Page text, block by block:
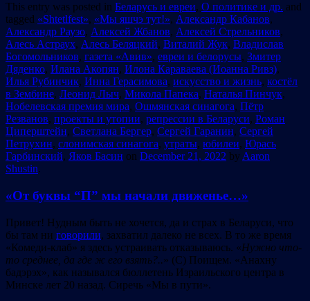
This entry was posted in Беларусь и евреи, О политике и др. and
tagged «Shtetlfest», «Мы яшчэ тут!», Александр Кабанов,
Александр Раузо, Алексей Жбанов, Алексей Стрельников,
Алесь Астраух, Алесь Беляцкий, Виталий Жук, Владислав
Богомольников, газета «Авив», евреи и белорусы, Змитер
Дяденко, Илана Акопян, Илона Караваева (Иоанна Ривз),
Илья Рубинчик, Инна Герасимова, искусство и жизнь, костёл
в Зембине, Леонид Лыч, Микола Папека, Наталья Пинчук,
Нобелевская премия мира, Ошмянская синагога, Пётр
Резванов, проекты и утопии, репрессии в Беларуси, Роман
Циперштейн, Светлана Бергер, Сергей Гаранин, Сергей
Петрухин, слонимская синагога, утраты, юбилеи, Юрась
Гарбинский, Яков Басин on December 21, 2022 by Aaron
Shustin.
«От буквы “П” мы начали движенье…»
Привет! Нудным быть не хочется, да и страх в Беларуси, что
бы там ни говорили, захватил далеко не всех. В то же время
«Комеди-клаб» я здесь устраивать отказываюсь. «Нужно что-
то среднее, да где ж его взять?..» (С) Поищем. «Анахну
бадэрэх», как назывался бюллетень Израильского центра в
Минске лет 20 назад. Сиречь «Мы в пути».